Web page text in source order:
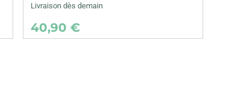
Livraison dès demain
40,90 €